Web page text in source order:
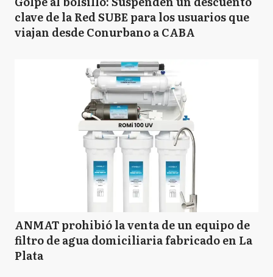
SF San Fernando
San Isidro
SM San Miguel
Suipacha
T Tigre
clave de la Red SUBE para los usuarios que
viajan desde Conurbano a CABA
ANMAT prohibió la venta de un equipo de
filtro de agua domiciliaria fabricado en La
Plata